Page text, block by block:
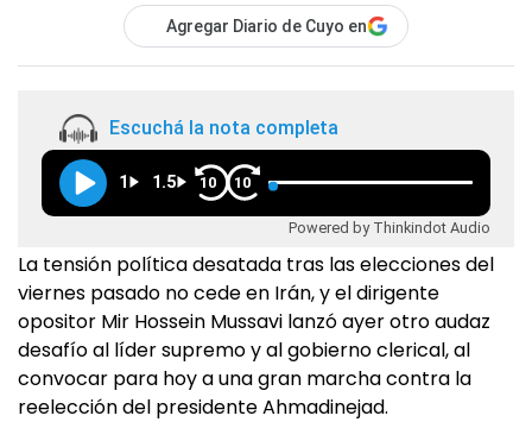
Agregar Diario de Cuyo en
Escuchá la nota completa
1 1.5 10 10
Powered by Thinkindot Audio
La tensión política desatada tras las elecciones del
viernes pasado no cede en Irán, y el dirigente
opositor Mir Hossein Mussavi lanzó ayer otro audaz
desafío al líder supremo y al gobierno clerical, al
convocar para hoy a una gran marcha contra la
reelección del presidente Ahmadinejad.